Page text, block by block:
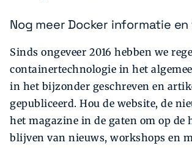
Nog meer Docker informatie
Sinds ongeveer 2016 hebben we
containertechnologie in het
in het bijzonder geschreven en
gepubliceerd. Hou de website, de
het magazine in de gaten om op de
blijven van nieuws, workshops en